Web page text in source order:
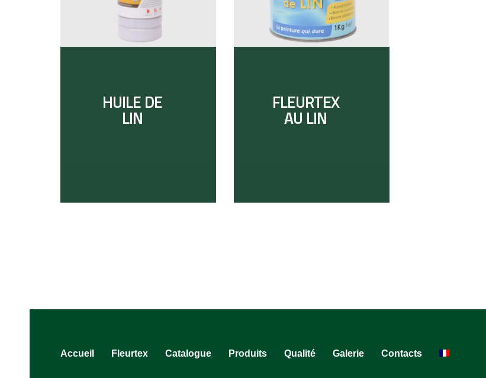
HUILE DE
LIN
FLEURTEX
AU LIN
Accueil Fleurtex Catalogue Produits Qualité Galerie Contacts